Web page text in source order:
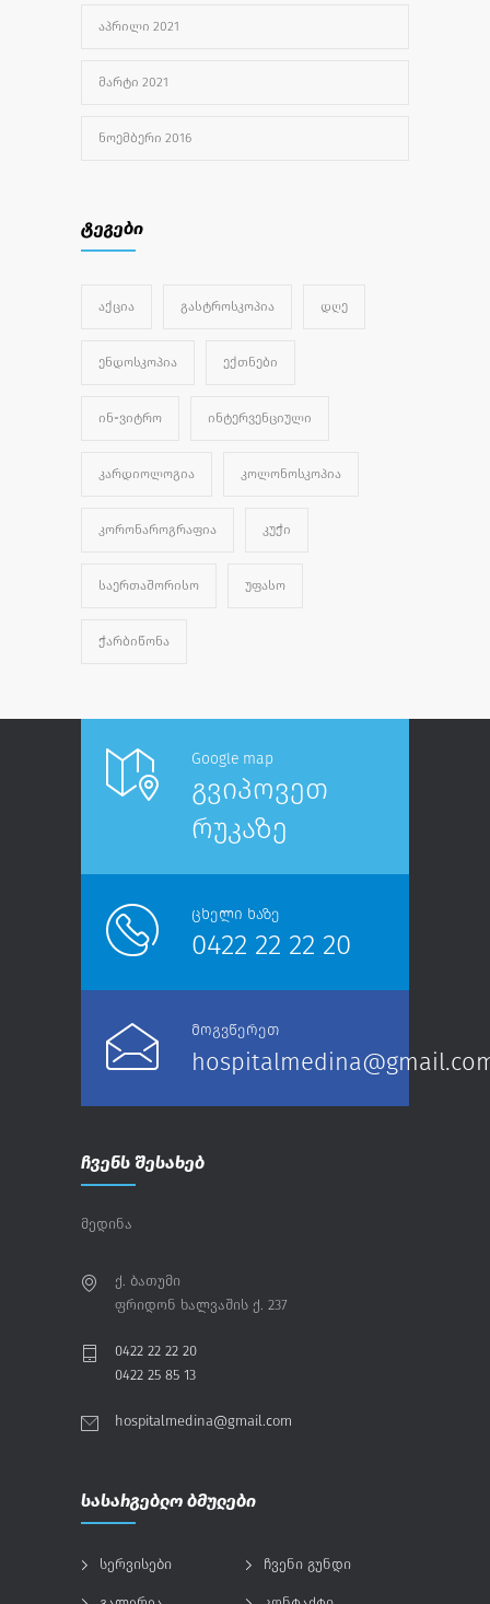
ᲐᲞᲠᲘᲚᲘ 2021
ᲛᲐᲠᲢᲘ 2021
ᲜᲝᲔᲛᲑᲔᲠᲘ 2016
ტეგები
ᲐᲥᲪᲘᲐ ᲒᲐᲡᲢᲠᲝᲡᲙᲝᲞᲘᲐ ᲓᲦᲔ
ᲔᲜᲓᲝᲡᲙᲝᲞᲘᲐ ᲔᲥᲗᲜᲔᲑᲘ
ᲘᲜ-ᲕᲘᲢᲠᲝ ᲘᲜᲢᲔᲠᲕᲔᲜᲪᲘᲣᲚᲘ
ᲙᲐᲠᲓᲘᲝᲚᲝᲒᲘᲐ ᲙᲝᲚᲝᲜᲝᲡᲙᲝᲞᲘᲐ
ᲙᲝᲠᲝᲜᲐᲠᲝᲒᲠᲐᲤᲘᲐ ᲙᲣᲭᲘ
ᲡᲐᲔᲠᲗᲐᲨᲝᲠᲘᲡᲝ ᲣᲤᲐᲡᲝ
ᲭᲐᲠᲑᲘᲬᲝᲜᲐ
Google map
გვიპოვეთ
რუკაზე
ცხელი ხაზე
0422 22 22 20
მოგვწერეთ
ჩვენს შესახებ
მედინა
ქ. ბათუმი
ფრიდონ ხალვაშის ქ. 237
0422 22 22 20
0422 25 85 13
hospitalmedina@gmail.com
სასარგებლო ბმულები
სერვისები ჩვენი გუნდი